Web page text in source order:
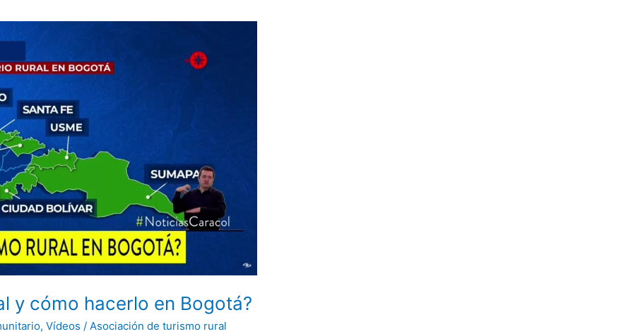
y cómo hacerlo en Bogotá?
,Vídeos /Asociación de turismo rural